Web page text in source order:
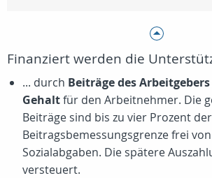
Finanziert werden die
... durch Beiträge des
Gehaltfür den Arbeitnehmer. Die
Beiträge sind bis zu vier Prozent der
Beitragsbemessungsgrenze frei
Sozialabgaben. Die spätere
versteuert.